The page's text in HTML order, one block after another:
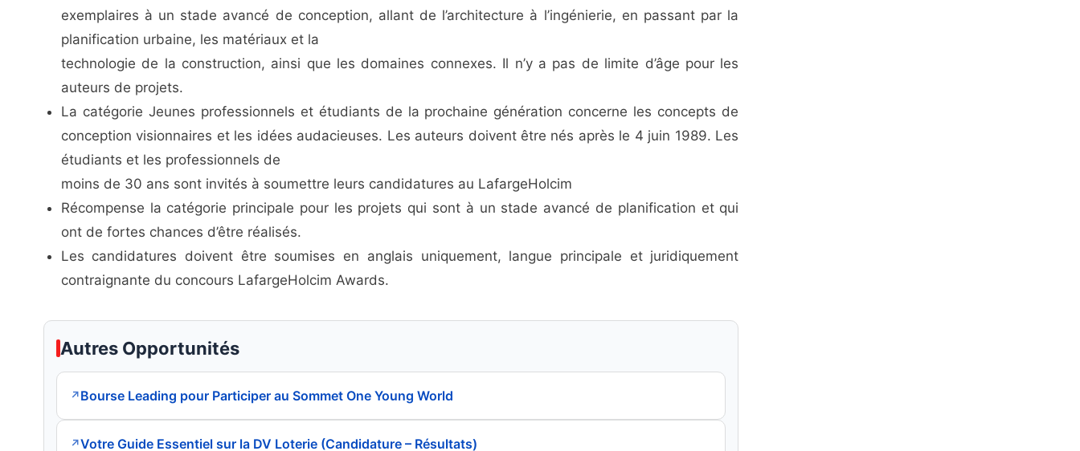
exemplaires à un stade avancé de conception, allant de l’architecture à l’ingénierie, en passant par la
planification urbaine, les matériaux et la
technologie de la construction, ainsi que les domaines connexes. Il n’y a pas de limite d’âge pour les
auteurs de projets.
La catégorie Jeunes professionnels et étudiants de la prochaine génération concerne les concepts de
conception visionnaires et les idées audacieuses. Les auteurs doivent être nés après le 4 juin 1989. Les
étudiants et les professionnels de
moins de 30 ans sont invités à soumettre leurs candidatures au LafargeHolcim
Récompense la catégorie principale pour les projets qui sont à un stade avancé de planification et qui
ont de fortes chances d’être réalisés.
Les candidatures doivent être soumises en anglais uniquement, langue principale et juridiquement
contraignante du concours LafargeHolcim Awards.
Autres Opportunités
↗Bourse Leading pour Participer au Sommet One Young World
↗Votre Guide Essentiel sur la DV Loterie (Candidature – Résultats)